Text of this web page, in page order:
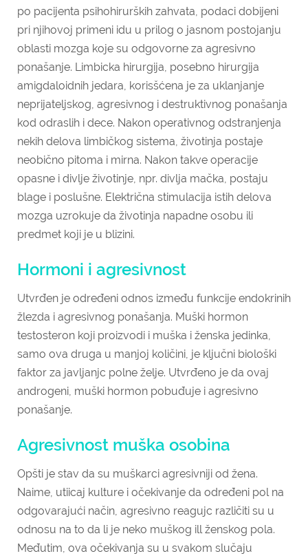
po pacijenta psihohirurških zahvata, podaci dobijeni
pri njihovoj primeni idu u prilog o jasnom postojanju
oblasti mozga koje su odgovorne za agresivno
ponašanje. Limbicka hirurgija, posebno hirurgija
amigdaloidnih jedara, korisšćena je za uklanjanje
neprijateljskog, agresivnog i destruktivnog ponašanja
kod odraslih i dece. Nakon operativnog odstranjenja
nekih delova limbičkog sistema, životinja postaje
neobično pitoma i mirna. Nakon takve operacije
opasne i divlje životinje, npr. divlja mačka, postaju
blage i poslušne. Električna stimulacija istih delova
mozga uzrokuje da životinja napadne osobu ili
predmet koji je u blizini.
Hormoni i agresivnost
Utvrđen je određeni odnos između funkcije endokrinih
žlezda i agresivnog ponašanja. Muški hormon
testosteron koji proizvodi i muška i ženska jedinka,
samo ova druga u manjoj količini, je ključni biološki
faktor za javljanjc polne želje. Utvrđeno je da ovaj
androgeni, muški hormon pobuđuje i agresivno
ponašanje.
Agresivnost muška osobina
Opšti je stav da su muškarci agresivniji od žena.
Naime, utiicaj kulture i očekivanje da određeni pol na
odgovarajući način, agresivno reagujc različiti su u
odnosu na to da li je neko muškog ill ženskog pola.
Međutim, ova očekivanja su u svakom slučaju